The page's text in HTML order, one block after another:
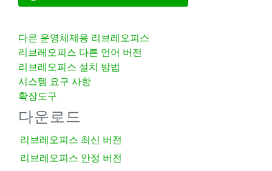
다른 운영체제용 리브레오피스
리브레오피스 다른 언어 버전
리브레오피스 설치 방법
시스템 요구 사항
확장도구
다운로드
리브레오피스 최신 버전
리브레오피스 안정 버전